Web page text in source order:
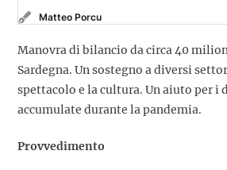
Matteo Porcu
Manovra di bilancio da circa 40
Sardegna. Un sostegno a diversi
spettacolo e la cultura. Un aiuto per i
accumulate durante la pandemia.
Provvedimento